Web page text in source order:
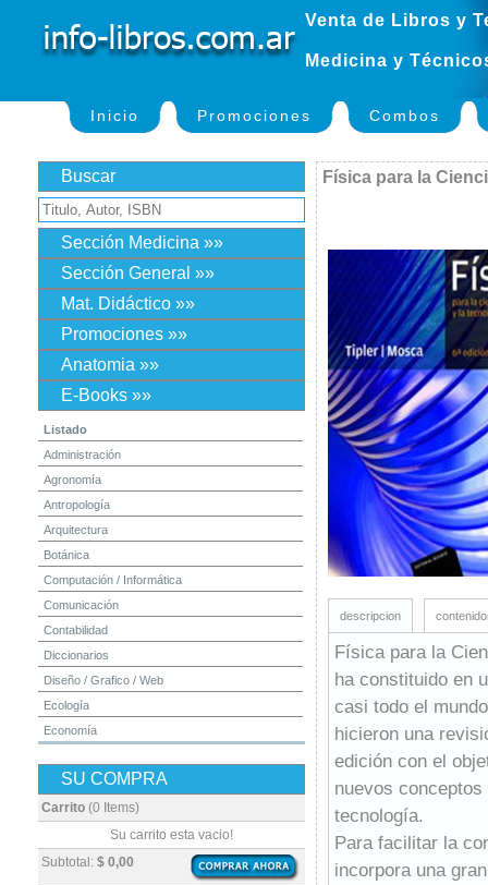
Venta de Libros y
Medicina y
Inicio Promociones Combos
Buscar
Sección Medicina »»
Sección General »»
Mat. Didáctico »»
Promociones »»
Anatomia »»
E-Books »»
Listado
Administración
Agronomía
Antropología
Arquitectura
Botánica
Computación / Informática
Comunicación
Contabilidad
Diccionarios
Diseño / Grafico / Web
Ecología
Economía
Electrónica
Estadística
Física
SU COMPRA
Carrito (0 Items)
Subtotal: $ 0,00
Su carrito esta vacio!
Física para la
descripcion
Física para la
ha constituido en
casi todo el
hicieron una
edición con el
nuevos
tecnología.
Para facilitar la
incorpora una